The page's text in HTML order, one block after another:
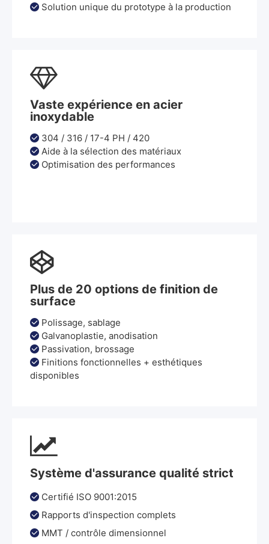
 Solution unique du prototype à la production

Vaste expérience en acier
inoxydable
 304 / 316 / 17-4 PH / 420
 Aide à la sélection des matériaux
 Optimisation des performances

Plus de 20 options de finition de
surface
 Polissage, sablage
 Galvanoplastie, anodisation
 Passivation, brossage
 Finitions fonctionnelles + esthétiques
disponibles

Système d'assurance qualité strict
 Certifié ISO 9001:2015
 Rapports d'inspection complets
 MMT / contrôle dimensionnel